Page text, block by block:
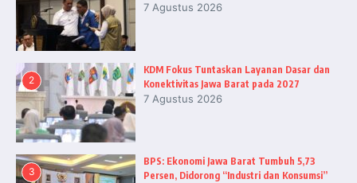
7 Agustus 2026
2
KDM Fokus Tuntaskan Layanan Dasar dan
Konektivitas Jawa Barat pada 2027
7 Agustus 2026
3
BPS: Ekonomi Jawa Barat Tumbuh 5,73
Persen, Didorong “Industri dan Konsumsi”